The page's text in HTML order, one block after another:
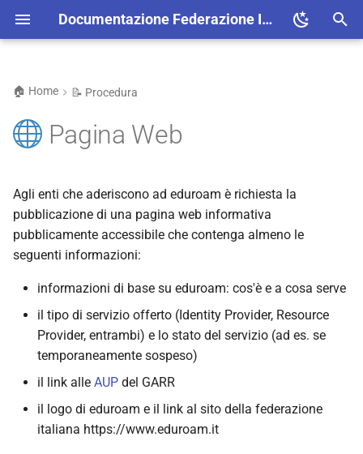
Documentazione Federazione Italiana eduroam
z
a
i
📡 Resource Provider
🖥️ NPS
⚠️ Windows 11 22H2
⚠️ Caratteri speciali
password
🏠 Home 📝 Procedura
Pagina Web
Agli enti che aderiscono ad eduroam è richiesta la
pubblicazione di una pagina web informativa
pubblicamente accessibile che contenga almeno le
seguenti informazioni:
informazioni di base su eduroam: cos'è e a cosa serve
il tipo di servizio offerto (Identity Provider, Resource
Provider, entrambi) e lo stato del servizio (ad es. se
temporaneamente sospeso)
il link alle AUP del GARR
il logo di eduroam e il link al sito della federazione
italiana https://www.eduroam.it